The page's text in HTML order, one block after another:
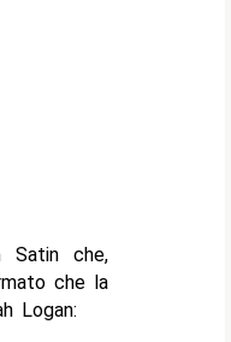
Satin che,
che la
Logan: